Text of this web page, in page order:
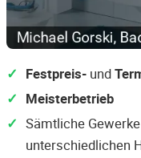
Festpreis- und
Meisterbetrieb
Sämtliche
unterschiedlichen